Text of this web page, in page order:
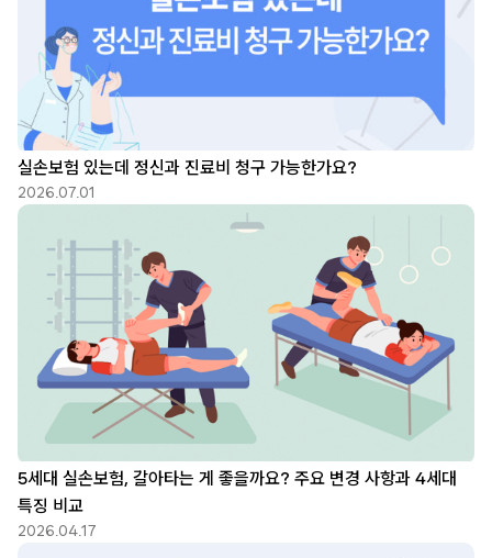
실손보험 있는데 정신과 진료비 청구 가능한가요?
2026.07.01
5세대 실손보험, 갈아타는 게 좋을까요? 주요 변경 사항과 4세대
특징 비교
2026.04.17